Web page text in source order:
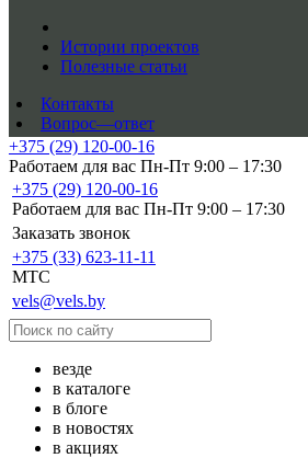
Истории проектов
Полезные статьи
Контакты
Вопрос—ответ
+375 (29) 120-00-16
Работаем для вас Пн-Пт 9:00 – 17:30
+375 (29) 120-00-16
Работаем для вас Пн-Пт 9:00 – 17:30
Заказать звонок
+375 (33) 623-11-11
MTC
vels@vels.by
везде
в каталоге
в блоге
в новостях
в акциях